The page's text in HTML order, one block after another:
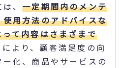
は、一定期間内のメンテ
用方法のアドバイスな
て内容はさまざまで
より、顧客満足度の向
化、商品やサービスの